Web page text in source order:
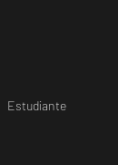
Estudiante